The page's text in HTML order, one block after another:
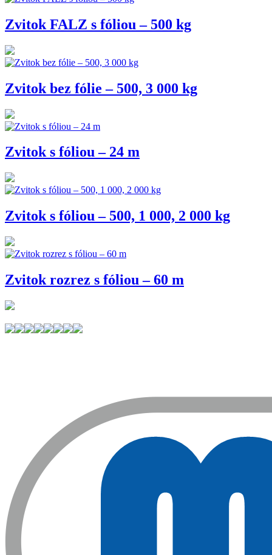
Zvitok FALZ s fóliou – 500 kg
Zvitok bez fólie – 500, 3 000 kg
Zvitok s fóliou – 24 m
Zvitok s fóliou – 500, 1 000, 2 000 kg
Zvitok rozrez s fóliou – 60 m